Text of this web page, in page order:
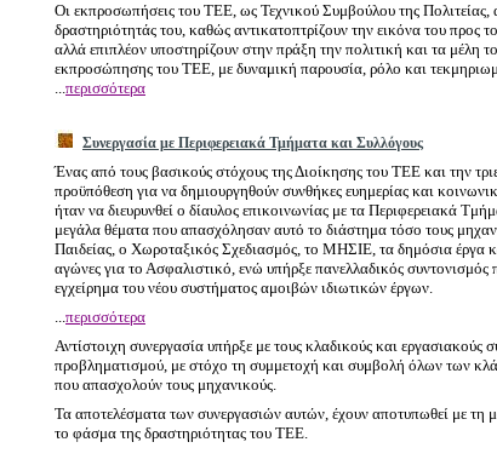
Οι εκπροσωπήσεις του ΤΕΕ, ως Τεχνικού Συμβούλου της Πολιτείας,
δραστηριότητάς του, καθώς αντικατοπτρίζουν την εικόνα του
αλλά επιπλέον υποστηρίζουν στην πράξη την πολιτική και τα μέλη
εκπροσώπησης του ΤΕΕ, με δυναμική παρουσία, ρόλο και
...περισσότερα
Συνεργασία με Περιφερειακά Τμήματα και Συλλόγους
Ένας από τους βασικούς στόχους της Διοίκησης του ΤΕΕ και την
προϋπόθεση για να δημιουργηθούν συνθήκες ευημερίας και
ήταν να διευρυνθεί ο δίαυλος επικοινωνίας με τα Περιφερειακά
μεγάλα θέματα που απασχόλησαν αυτό το διάστημα τόσο τους
Παιδείας, ο Χωροταξικός Σχεδιασμός, το ΜΗΣΙΕ, τα δημόσια έργα
αγώνες για το Ασφαλιστικό, ενώ υπήρξε πανελλαδικός
εγχείρημα του νέου συστήματος αμοιβών ιδιωτικών έργων.
...περισσότερα
Αντίστοιχη συνεργασία υπήρξε με τους κλαδικούς και
προβληματισμού, με στόχο τη συμμετοχή και συμβολή όλων των
που απασχολούν τους μηχανικούς.
Τα αποτελέσματα των συνεργασιών αυτών, έχουν αποτυπωθεί με
το φάσμα της δραστηριότητας του ΤΕΕ.